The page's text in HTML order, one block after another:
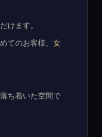
けます。
てのお客様、 女
ち着いた空間で